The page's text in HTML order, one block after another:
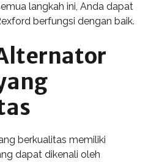
langkah ini, Anda dapat
berfungsi dengan baik.
berkualitas memiliki
dapat dikenali oleh